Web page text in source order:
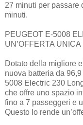
27 minuti per passare
minuti.
PEUGEOT E-5008
UN’OFFERTA UNICA
Dotato della migliore
nuova batteria da
5008 Electric 230
che offre uno spazio
fino a 7 passeggeri e
Questo lo rende